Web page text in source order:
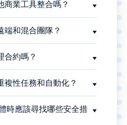
商業工具整合嗎？
端和混合團隊？
合約嗎？
複性任務和自動化？
時應該尋找哪些安全措